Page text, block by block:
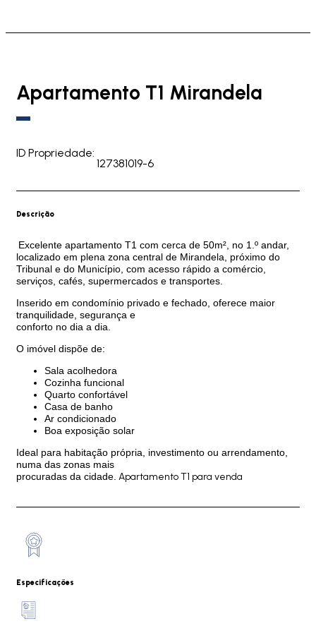
Apartamento T1 Mirandela
ID Propriedade:
127381019-6
Descrição
Excelente apartamento T1 com cerca de 50m², no 1.º andar,
localizado em plena zona central de Mirandela, próximo do
Tribunal e do Município, com acesso rápido a comércio,
serviços, cafés, supermercados e transportes.
Inserido em condomínio privado e fechado, oferece maior
tranquilidade, segurança e
conforto no dia a dia.
O imóvel dispõe de:
Sala acolhedora
Cozinha funcional
Quarto confortável
Casa de banho
Ar condicionado
Boa exposição solar
Ideal para habitação própria, investimento ou arrendamento,
numa das zonas mais
procuradas da cidade. Apartamento T1 para venda
Especificações